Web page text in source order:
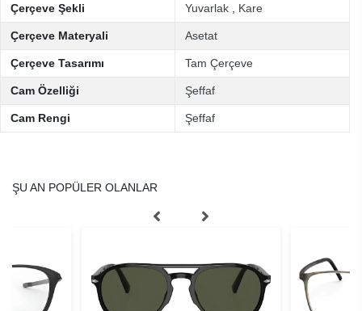
Çerçeve Şekli Yuvarlak Kare
Çerçeve Materyali Asetat
Çerçeve Tasarımı Tam Çerçeve
Cam Özelliği Şeffaf
Cam Rengi Şeffaf
ŞU AN POPÜLER OLANLAR